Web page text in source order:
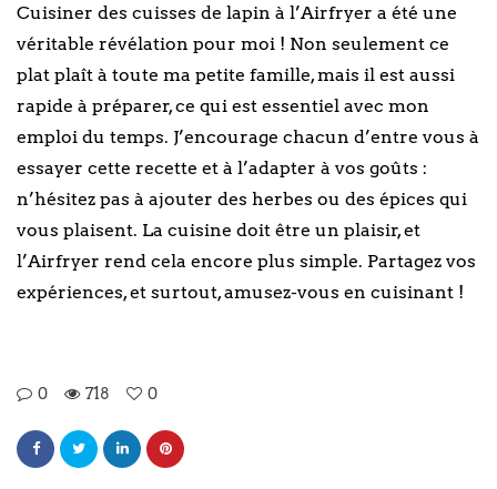
Cuisiner des cuisses de lapin à l’Airfryer a été une
véritable révélation pour moi ! Non seulement ce
plat plaît à toute ma petite famille, mais il est aussi
rapide à préparer, ce qui est essentiel avec mon
emploi du temps. J’encourage chacun d’entre vous à
essayer cette recette et à l’adapter à vos goûts :
n’hésitez pas à ajouter des herbes ou des épices qui
vous plaisent. La cuisine doit être un plaisir, et
l’Airfryer rend cela encore plus simple. Partagez vos
expériences, et surtout, amusez-vous en cuisinant !
0 718 0